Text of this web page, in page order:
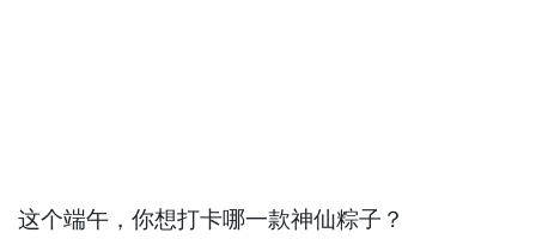
这个端午，你想打卡哪一款神仙粽子？